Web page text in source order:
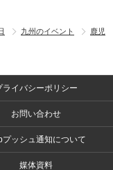
九州のイベント
鹿児
ライバシーポリシー
お問い合わせ
プッシュ通知について
媒体資料